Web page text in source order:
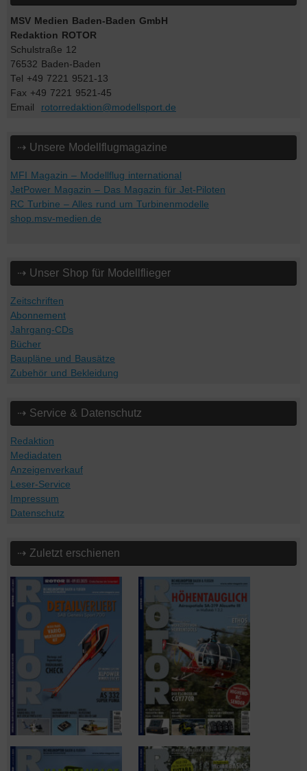
MSV Medien Baden-Baden GmbH
Redaktion ROTOR
Schulstraße 12
76532 Baden-Baden
Tel +49 7221 9521-13
Fax +49 7221 9521-45
Email rotorredaktion@modellsport.de
⇢ Unsere Modellflugmagazine
MFI Magazin – Modellflug international
JetPower Magazin – Das Magazin für Jet-Piloten
RC Turbine – Alles rund um Turbinenmodelle
shop.msv-medien.de
⇢ Unser Shop für Modellflieger
Zeitschriften
Abonnement
Jahrgang-CDs
Bücher
Baupläne und Bausätze
Zubehör und Bekleidung
⇢ Service & Datenschutz
Redaktion
Mediadaten
Anzeigenverkauf
Leser-Service
Impressum
Datenschutz
⇢ Zuletzt erschienen